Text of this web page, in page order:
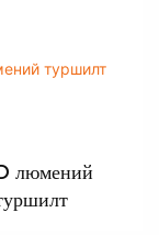
люмений